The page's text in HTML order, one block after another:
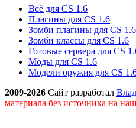
Всё для CS 1.6
Плагины для CS 1.6
Зомби плагины для CS 1.6
Зомби классы для CS 1.6
Готовые сервера для CS
Моды для CS 1.6
Модели оружия для CS
2009-2026 Сайт разработал
материала без источника на